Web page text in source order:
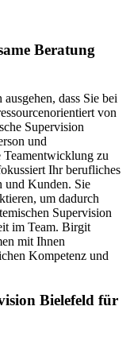
Beratung
dass Sie bei
von
Supervision
und
zu
Ihr berufliches
und Kunden. Sie
um dadurch
Supervision
im Team. Birgit
mit Ihnen
Kompetenz und
Bielefeld für